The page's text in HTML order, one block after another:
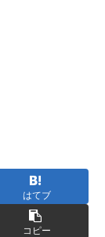
はてブ
コピー